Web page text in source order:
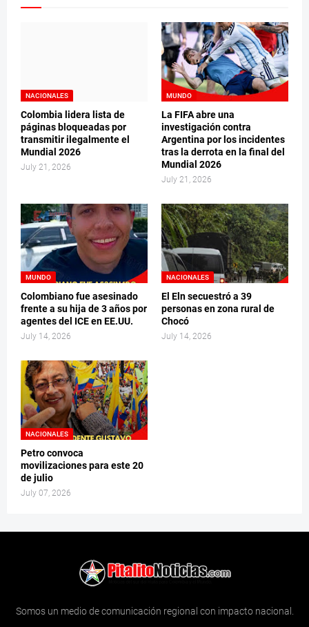
NACIONALES
Colombia lidera lista de
páginas bloqueadas por
transmitir ilegalmente el
Mundial 2026
July 21, 2026
MUNDO
La FIFA abre una
investigación contra
Argentina por los incidentes
tras la derrota en la final del
Mundial 2026
July 21, 2026
MUNDO
Colombiano fue asesinado
frente a su hija de 3 años por
agentes del ICE en EE.UU.
July 14, 2026
NACIONALES
El Eln secuestró a 39
personas en zona rural de
Chocó
July 14, 2026
NACIONALES
Petro convoca
movilizaciones para este 20
de julio
July 07, 2026
Somos un medio de comunicación regional con impacto nacional.